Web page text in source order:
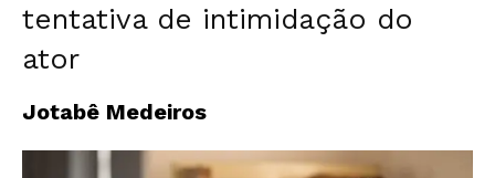
tentativa de intimidação do
ator
Jotabê Medeiros